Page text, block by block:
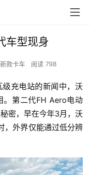
车型现身
新款卡车 阅读 798
充电站的新闻中，沃
。第二代FH Aero电动
密，早在今年3月，沃
，外界仅能通过低分辨